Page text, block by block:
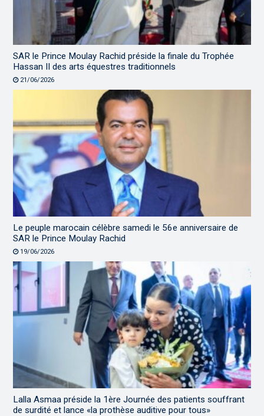
SAR le Prince Moulay Rachid préside la finale du Trophée
Hassan II des arts équestres traditionnels
21/06/2026
Le peuple marocain célèbre samedi le 56e anniversaire de
SAR le Prince Moulay Rachid
19/06/2026
Lalla Asmaa préside la 1ère Journée des patients souffrant
de surdité et lance «la prothèse auditive pour tous»